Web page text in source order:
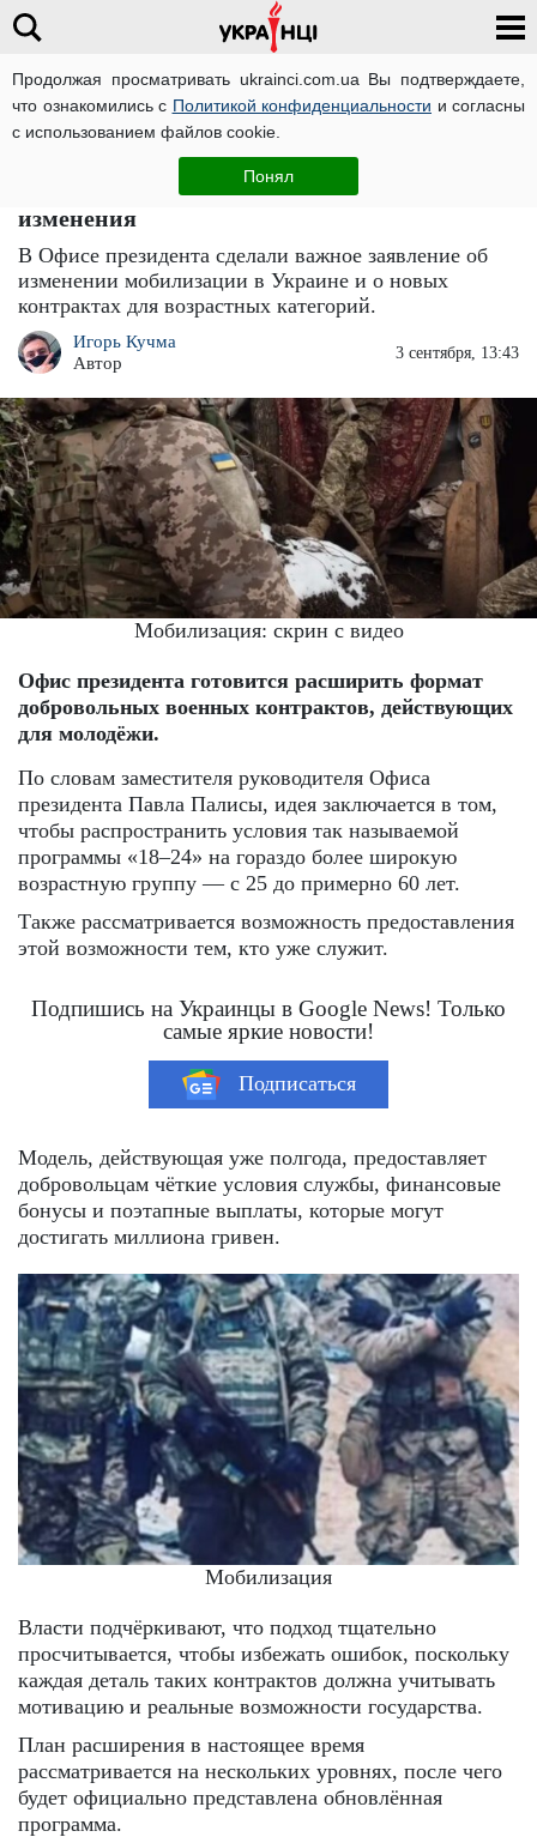
Продолжая просматривать ukrainci.com.ua Вы подтверждаете,
что ознакомились с Политикой конфиденциальности и согласны
с использованием файлов cookie.
Понял
Мобилизация с 18 лет и новые условия:
украинцам готовят революционные
изменения
В Офисе президента сделали важное заявление об
изменении мобилизации в Украине и о новых
контрактах для возрастных категорий.
Игорь Кучма
Автор
3 сентября, 13:43
Мобилизация: скрин с видео
Офис президента готовится расширить формат
добровольных военных контрактов, действующих
для молодёжи.
По словам заместителя руководителя Офиса
президента Павла Палисы, идея заключается в том,
чтобы распространить условия так называемой
программы «18–24» на гораздо более широкую
возрастную группу — с 25 до примерно 60 лет.
Также рассматривается возможность предоставления
этой возможности тем, кто уже служит.
Подпишись на Украинцы в Google News! Только
самые яркие новости!
Подписаться
Модель, действующая уже полгода, предоставляет
добровольцам чёткие условия службы, финансовые
бонусы и поэтапные выплаты, которые могут
достигать миллиона гривен.
Мобилизация
Власти подчёркивают, что подход тщательно
просчитывается, чтобы избежать ошибок, поскольку
каждая деталь таких контрактов должна учитывать
мотивацию и реальные возможности государства.
План расширения в настоящее время
рассматривается на нескольких уровнях, после чего
будет официально представлена ​​обновлённая
программа.